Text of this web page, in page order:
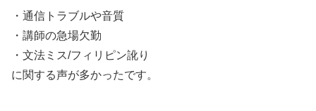
・通信トラブルや音質
・講師の急場欠勤
・文法ミス/フィリピン訛り
に関する声が多かったです。